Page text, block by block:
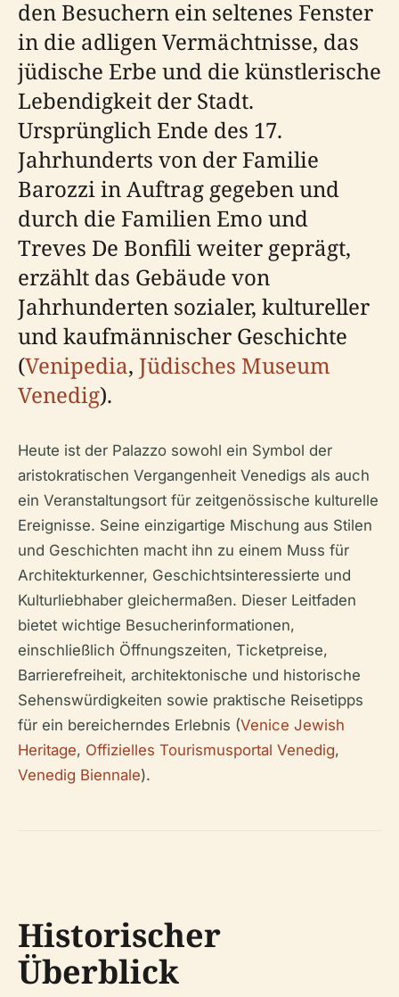
den Besuchern ein seltenes Fenster
in die adligen Vermächtnisse, das
jüdische Erbe und die künstlerische
Lebendigkeit der Stadt.
Ursprünglich Ende des 17.
Jahrhunderts von der Familie
Barozzi in Auftrag gegeben und
durch die Familien Emo und
Treves De Bonfili weiter geprägt,
erzählt das Gebäude von
Jahrhunderten sozialer, kultureller
und kaufmännischer Geschichte
(Venipedia, Jüdisches Museum
Venedig).
Heute ist der Palazzo sowohl ein Symbol der
aristokratischen Vergangenheit Venedigs als auch
ein Veranstaltungsort für zeitgenössische kulturelle
Ereignisse. Seine einzigartige Mischung aus Stilen
und Geschichten macht ihn zu einem Muss für
Architekturkenner, Geschichtsinteressierte und
Kulturliebhaber gleichermaßen. Dieser Leitfaden
bietet wichtige Besucherinformationen,
einschließlich Öffnungszeiten, Ticketpreise,
Barrierefreiheit, architektonische und historische
Sehenswürdigkeiten sowie praktische Reisetipps
für ein bereicherndes Erlebnis (Venice Jewish
Heritage, Offizielles Tourismusportal Venedig,
Venedig Biennale).
Historischer
Überblick